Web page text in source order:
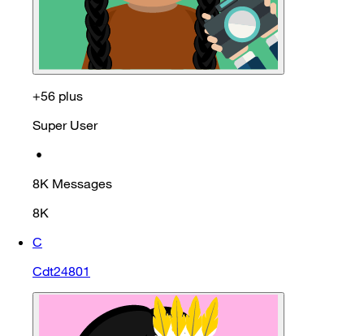
+56 plus
Super User
•
8K Messages
8K
C
Cdt24801